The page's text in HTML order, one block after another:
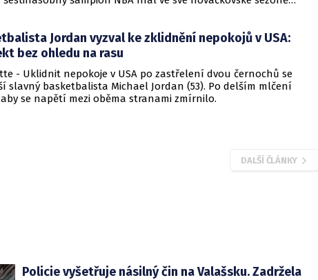
Jordan vyzval ke zklidnění nepokojů v USA:
bez ohledu na rasu
- Uklidnit nepokoje v USA po zastřelení dvou černochů se
slavný basketbalista Michael Jordan (53). Po delším mlčení
aby se napětí mezi oběma stranami zmírnilo.
DALŠÍ ČLÁNKY
Policie vyšetřuje násilný čin na Valašsku. Zadržela